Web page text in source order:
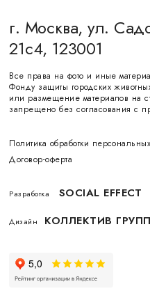
г. Москва, ул.
21с4, 123001
Все права на фото и иные
Фонду защиты городских
или размещение материалов на
запрещено без согласования с
Политика обработки
Договор-оферта
Разработка SOCIAL EFFECT
Дизайн КОЛЛЕКТИВ